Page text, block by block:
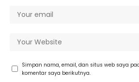
Simpan nama, email, dan situs web saya
komentar saya berikutnya.